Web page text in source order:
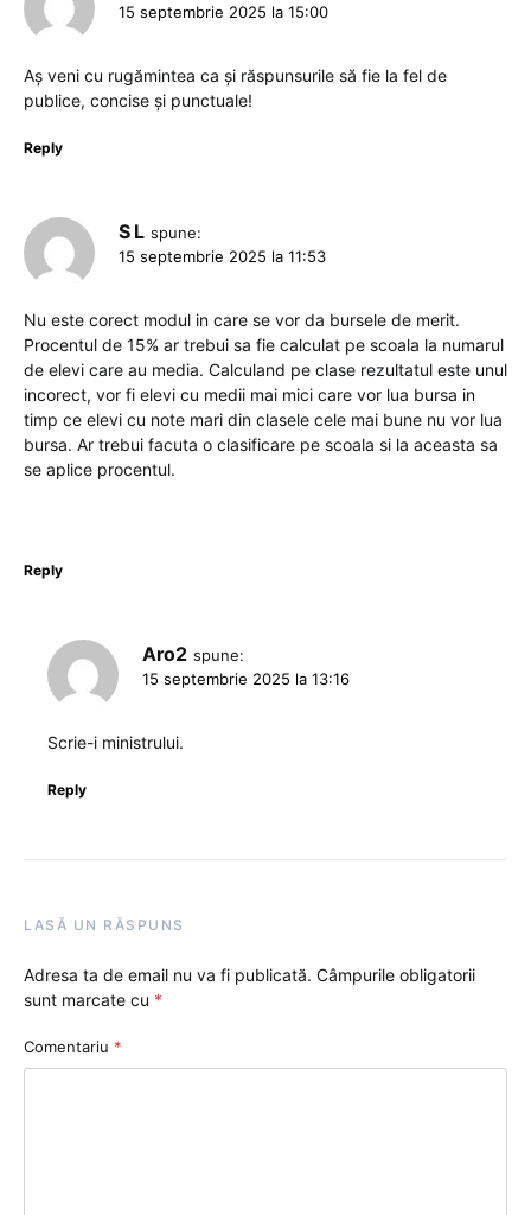
15 septembrie 2025 la 15:00
Aș veni cu rugămintea ca și răspunsurile să fie la fel de
publice, concise și punctuale!
Reply
S L spune:
15 septembrie 2025 la 11:53
Nu este corect modul in care se vor da bursele de merit.
Procentul de 15% ar trebui sa fie calculat pe scoala la numarul
de elevi care au media. Calculand pe clase rezultatul este unul
incorect, vor fi elevi cu medii mai mici care vor lua bursa in
timp ce elevi cu note mari din clasele cele mai bune nu vor lua
bursa. Ar trebui facuta o clasificare pe scoala si la aceasta sa
se aplice procentul.
Reply
Aro2 spune:
15 septembrie 2025 la 13:16
Scrie-i ministrului.
Reply
LASĂ UN RĂSPUNS
Adresa ta de email nu va fi publicată. Câmpurile obligatorii
sunt marcate cu *
Comentariu *